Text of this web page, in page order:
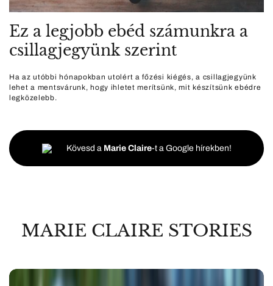
Ez a legjobb ebéd számunkra a
csillagjegyünk szerint
Ha az utóbbi hónapokban utolért a főzési kiégés, a csillagjegyünk
lehet a mentsvárunk, hogy ihletet merítsünk, mit készítsünk ebédre
legközelebb.
Kövesd a Marie Claire-t a Google hírekben!
MARIE CLAIRE STORIES